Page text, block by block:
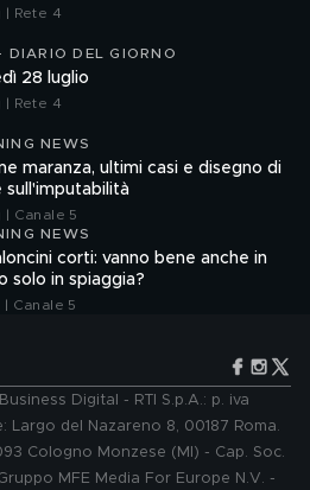
| Rete 4
DIARIO DEL GIORNO
28 luglio
| Rete 4
NEWS
maranza, ultimi casi e disegno di
sull'imputabilità
| Canale 5
NEWS
corti: vanno bene anche in
solo in spiaggia?
| Canale 5
Digital - RTI S.p.A.: p. iva
Largo del Nazareno 8, 00187 Roma.
Cologno Monzese (MI) - Cap. Soc.
MFE Media For Europe N.V. -